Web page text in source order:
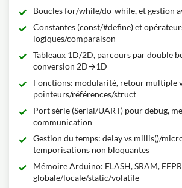
Boucles for/while/do-while, et gestion
Constantes (const/#define) et
logiques/comparaison
Tableaux 1D/2D, parcours par double
conversion 2D→1D
Fonctions: modularité, retour multiple
pointeurs/références/struct
Port série (Serial/UART) pour debug,
communication
Gestion du temps: delay vs millis()/
temporisations non bloquantes
Mémoire Arduino: FLASH, SRAM,
globale/locale/static/volatile